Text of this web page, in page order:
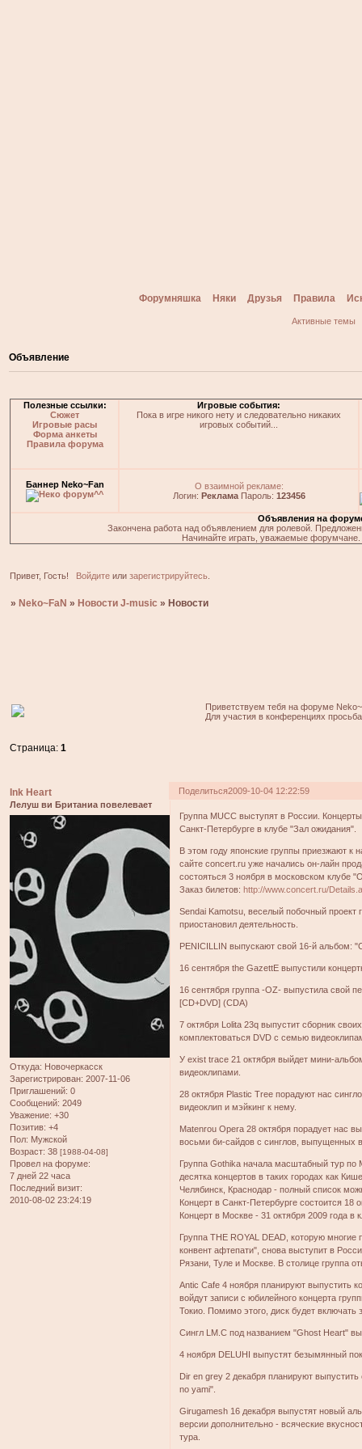
Форумняшка Няки Друзья Правила
Активные темы
Объявление
Полезные ссылки:
Сюжет
Игровые расы
Форма анкеты
Правила форума
Игровые события:
Пока в игре никого нету и следовательно никаких
игровых событий...
Баннер Neko~Fan
О взаимной рекламе:
Логин: РекламаПароль: 123456
Объявления на
Закончена работа над объявлением для ролевой.
Начинайте играть, уважаемые
Привет, Гость! Войдитеили зарегистрируйтесь.
» Neko~FaN » Новости J-music » Новости
Приветствуем тебя на форуме
Для участия в конференциях
Страница:1
Поделиться2009-10-04 12:22:59
Ink Heart
Лелуш ви Британиа повелевает
Откуда: Новочеркасск
Зарегистрирован: 2007-11-06
Приглашений: 0
Сообщений: 2049
Уважение: +30
Позитив: +4
Пол: Мужской
Возраст: 38 [1988-04-08]
Провел на форуме:
7 дней 22 часа
Последний визит:
2010-08-02 23:24:19
Группа MUCC выступят в России.
Санкт-Петербурге в клубе "Зал ожидания".
В этом году японские группы приезжают
сайте concert.ru уже начались он-лайн
состояться 3 ноября в московском клубе
Заказ билетов:http://www.concert.ru/
Sendai Kamotsu, веселый побочный
приостановил деятельность.
PENICILLIN выпускают свой 16-й альбом:
16 сентября the GazettE выпустили
16 сентября группа -OZ- выпустила свой
[CD+DVD] (CDA)
7 октября Lolita 23q выпустит сборник
комплектоваться DVD с семью
У exist trace 21 октября выйдет мини-
видеоклипами.
28 октября Plastic Tree порадуют нас
видеоклип и мэйкинг к нему.
Matenrou Opera 28 октября порадует нас
восьми би-сайдов с синглов, выпущенных
Группа Gothika начала масштабный тур по
десятка концертов в таких городах как
Челябинск, Краснодар - полный список
Концерт в Санкт-Петербурге состоится 18
Концерт в Москве - 31 октября 2009 года в
Группа THE ROYAL DEAD, которую
конвент афтепати", снова выступит в
Рязани, Туле и Москве. В столице группа
Antic Cafe 4 ноября планируют выпустить
войдут записи с юбилейного концерта
Токио. Помимо этого, диск будет включать
Сингл LM.C под названием "Ghost Heart"
4 ноября DELUHI выпустят безымянный
Dir en grey 2 декабря планируют
no yami".
Girugamesh 16 декабря выпустят новый
версии дополнительно - всяческие
тура.